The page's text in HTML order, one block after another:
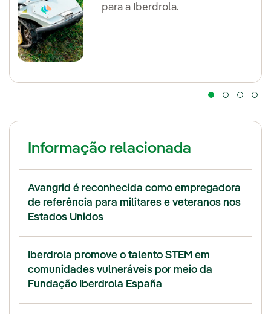
provenientes de mais de 65
universidades.
para a Iberdrola.
Informação relacionada
Avangrid é reconhecida como empregadora
de referência para militares e veteranos nos
Estados Unidos
Iberdrola promove o talento STEM em
comunidades vulneráveis por meio da
Fundação Iberdrola España